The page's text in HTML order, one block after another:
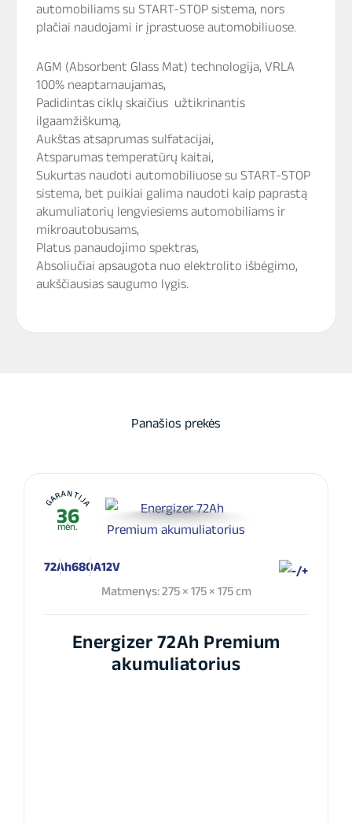
automobiliams su START-STOP sistema, nors
plačiai naudojami ir įprastuose automobiliuose.
AGM (Absorbent Glass Mat) technologija, VRLA
100% neaptarnaujamas,
Padidintas ciklų skaičius užtikrinantis
ilgaamžiškumą,
Aukštas atsaprumas sulfatacijai,
Atsparumas temperatūrų kaitai,
Sukurtas naudoti automobiliuose su START-STOP
sistema, bet puikiai galima naudoti kaip paprastą
akumuliatorių lengviesiems automobiliams ir
mikroautobusams,
Platus panaudojimo spektras,
Absoliučiai apsaugota nuo elektrolito išbėgimo,
aukščiausias saugumo lygis.
Panašios prekės
GARANTIJA
36
mėn.
72Ah680A12V
Matmenys: 275 × 175 × 175 cm
Energizer 72Ah Premium
akumuliatorius